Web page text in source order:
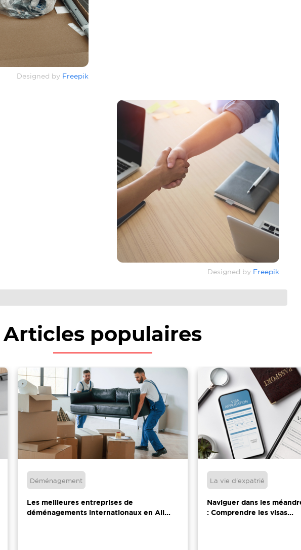
Designed by Freepik
Designed by Freepik
Articles populaires
Déménagement
Les meilleures entreprises de
déménagements internationaux en All...
La vie d'expatrié
Naviguer dans les
: Comprendre les visas...